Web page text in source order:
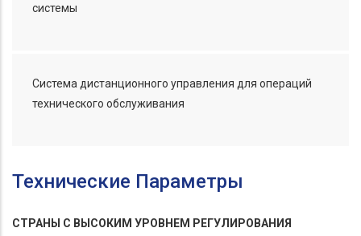
системы
Система дистанционного управления для операций
технического обслуживания
Технические Параметры
СТРАНЫ С ВЫСОКИМ УРОВНЕМ РЕГУЛИРОВАНИЯ